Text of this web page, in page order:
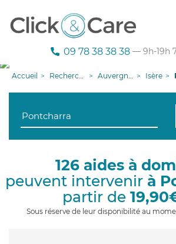
09 78 38 38 38 — 9h-19h
Accueil Recherche aide à domicile Auvergne-Rhône-Alpes Isère
126 aides à
peuvent intervenir à
partir de
Sous réserve de leur disponibilité au